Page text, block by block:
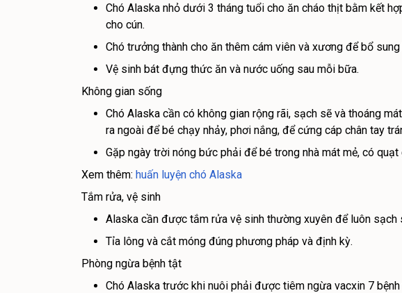
Chó Alaska nhỏ dưới 3 tháng tuổi cho ăn cháo thịt bằm kết
cho cún.
Chó trưởng thành cho ăn thêm cám viên và xương để bổ
Vệ sinh bát đựng thức ăn và nước uống sau mỗi bữa.
Không gian sống
Chó Alaska cần có không gian rộng rãi, sạch sẽ và thoáng
ra ngoài để bé chạy nhảy, phơi nắng, để cứng cáp chân tay
Gặp ngày trời nóng bức phải để bé trong nhà mát mẻ, có
Xem thêm: huấn luyện chó Alaska
Tắm rửa, vệ sinh
Alaska cần được tắm rửa vệ sinh thường xuyên để luôn
Tỉa lông và cắt móng đúng phương pháp và định kỳ.
Phòng ngừa bệnh tật
Chó Alaska trước khi nuôi phải được tiêm ngừa vacxin 7